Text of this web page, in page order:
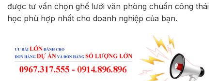
được tư vấn chọn ghế lưới văn phòng chuẩn công thái
học phù hợp nhất cho doanh nghiệp của bạn.